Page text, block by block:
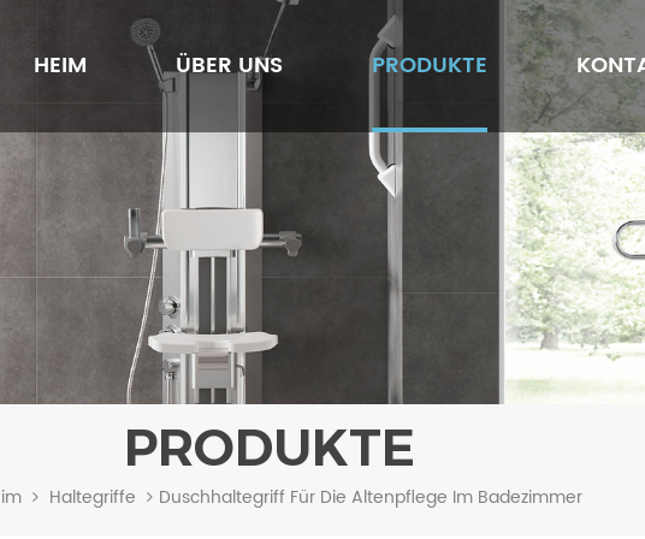
HEIM ÜBER UNS PRODUKTE
PRODUKTE
Haltegriffe Duschhaltegriff Für Die Altenpflege Im Badezimmer